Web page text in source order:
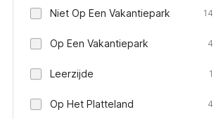
Niet Op Een Vakantiepark 14
Op Een Vakantiepark 4
Leerzijde 1
Op Het Platteland 4